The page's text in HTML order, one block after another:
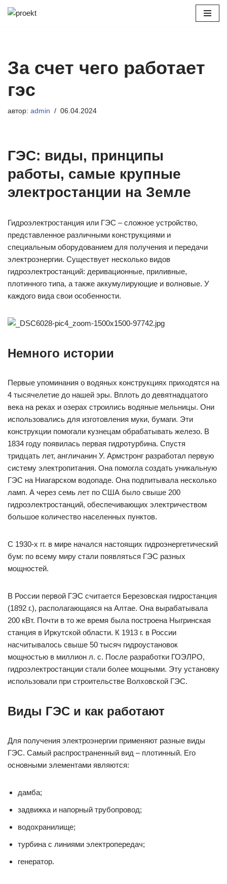
За счет чего работает
гэс
автор: admin 06.04.2024
ГЭС: виды, принципы
работы, самые крупные
электростанции на Земле
Гидроэлектростанция или ГЭС – сложное устройство,
представленное различными конструкциями и
специальным оборудованием для получения и передачи
электроэнергии. Существует несколько видов
гидроэлектростанций: деривационные, приливные,
плотинного типа, а также аккумулирующие и волновые. У
каждого вида свои особенности.
Немного истории
Первые упоминания о водяных конструкциях приходятся на
4 тысячелетие до нашей эры. Вплоть до девятнадцатого
века на реках и озерах строились водяные мельницы. Они
использовались для изготовления муки, бумаги. Эти
конструкции помогали кузнецам обрабатывать железо. В
1834 году появилась первая гидротурбина. Спустя
тридцать лет, англичанин У. Армстронг разработал первую
систему электропитания. Она помогла создать уникальную
ГЭС на Ниагарском водопаде. Она подпитывала несколько
ламп. А через семь лет по США было свыше 200
гидроэлектростанций, обеспечивающих электричеством
большое количество населенных пунктов.
С 1930-х гг. в мире начался настоящих гидроэнергетический
бум: по всему миру стали появляться ГЭС разных
мощностей.
В России первой ГЭС считается Березовская гидростанция
(1892 г.), располагающаяся на Алтае. Она вырабатывала
200 кВт. Почти в то же время была построена Ныгринская
станция в Иркутской области. К 1913 г. в России
насчитывалось свыше 50 тысяч гидроустановок
мощностью в миллион л. с. После разработки ГОЭЛРО,
гидроэлектростанции стали более мощными. Эту установку
использовали при строительстве Волховской ГЭС.
Виды ГЭС и как работают
Для получения электроэнергии применяют разные виды
ГЭС. Самый распространенный вид – плотинный. Его
основными элементами являются:
дамба;
задвижка и напорный трубопровод;
водохранилище;
турбина с линиями электропередач;
генератор.